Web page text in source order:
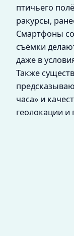
птичьего
ракурсы,
Смартфоны
съёмки
даже в
Также
часа» и
геолокации и